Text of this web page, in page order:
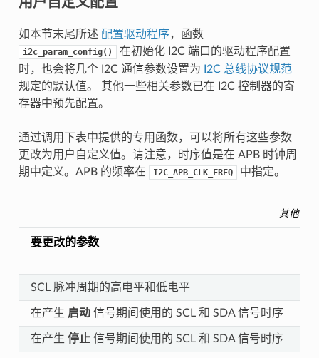
如本节末尾所述 配置驱动程序，函数
i2c_param_config()
在初始化 I2C 端口的驱动程序配置
时，也会将几个 I2C 通信参数设置为
I2C 总线协议规范
规定的默认值。 其他一些相关参数已在 I2C 控制器的寄
存器中预先配置。
通过调用下表中提供的专用函数，可以将所有这些参数
更改为用户自定义值。请注意，时序值是在 APB 时钟周
期中定义。APB 的频率在
I2C_APB_CLK_FREQ 中指定。
其他可
要更改的参数
SCL 脉冲周期的高电平和低电平
在产生 启动信号期间使用的 SCL 和 SDA 信号时序
在产生 停止信号期间使用的 SCL 和 SDA 信号时序